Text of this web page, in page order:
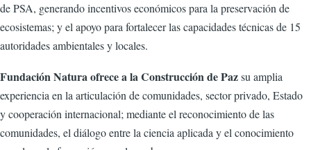
de PSA, generando incentivos económicos para la preservación de
ecosistemas; y el apoyo para fortalecer las capacidades técnicas de 15
autoridades ambientales y locales.
Fundación Natura ofrece a la Construcción de Pazsu amplia
experiencia en la articulación de comunidades, sector privado, Estado
y cooperación internacional; mediante el reconocimiento de las
comunidades, el diálogo entre la ciencia aplicada y el conocimiento